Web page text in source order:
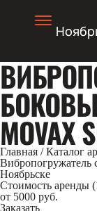
MOVAX
Главная / Каталог
Вибропогружатель
Ноябрьске
Стоимость аренды
от 5000 руб.
Заказать